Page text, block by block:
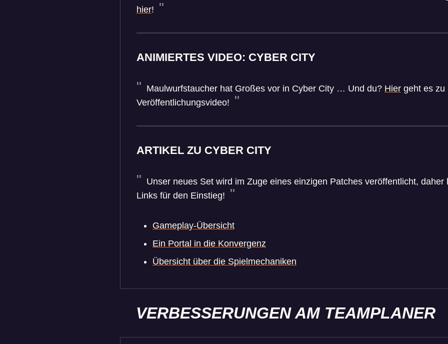
hier!
ANIMIERTES VIDEO: CYBER CITY
Maulwurfstaucher hat Großes vor in Cyber City … Und du? Hier geht es zu
Veröffentlichungsvideo!
ARTIKEL ZU CYBER CITY
Unser neues Set wird im Zuge eines einzigen Patches veröffentlicht, daher
Links für den Einstieg!
Gameplay-Übersicht
Ein Portal in die Konvergenz
Übersicht über die Spielmechaniken
VERBESSERUNGEN AM TEAMPLANER